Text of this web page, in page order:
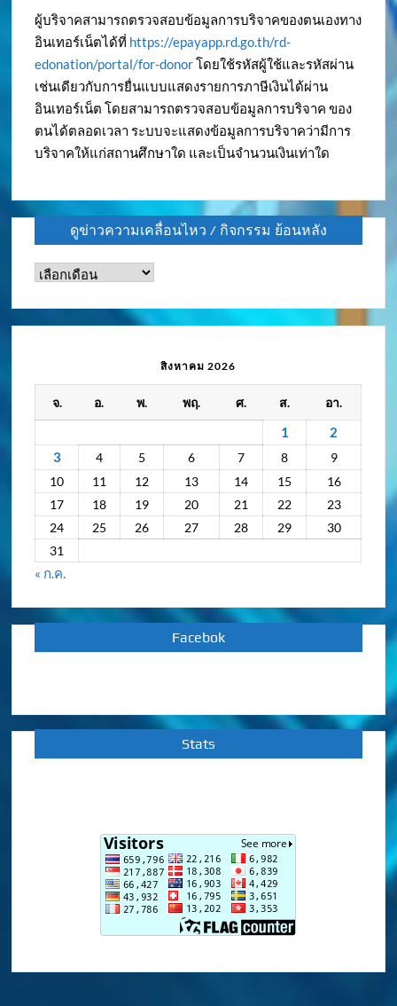
ผู้บริจาคสามารถตรวจสอบข้อมูลการบริจาคของตนเองทาง
อินเทอร์เน็ตได้ที่ https://epayapp.rd.go.th/rd-
edonation/portal/for-donorโดยใช้รหัสผู้ใช้และรหัสผ่าน
เช่นเดียวกับการยื่นแบบแสดงรายการภาษีเงินได้ผ่าน
อินเทอร์เน็ต โดยสามารถตรวจสอบข้อมูลการบริจาค ของ
ตนได้ตลอดเวลา ระบบจะแสดงข้อมูลการบริจาคว่ามีการ
บริจาคให้แก่สถานศึกษาใด และเป็นจำนวนเงินเท่าใด
ดูข่าวความเคลื่อนไหว / กิจกรรม ย้อนหลัง
ดู
กิจกรรม
ย้อน
สิงหาคม 2026
จ. อ. พ. พฤ. ศ. ส. อา.
1
2
3
4 5 6 7 8
9
10
11 12 13 14 15
16
17
18 19 20 21 22
23
24
25 26 27 28 29
30
31
« ก.ค.
Facebok
Stats